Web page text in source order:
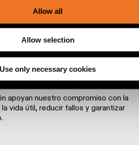
and analytics partners.
Allow all
Allow selection
Use only necessary cookies
PARA DURAR
3,5 años, con pruebas en cada
normas, sino para preparar el
apoyan nuestro compromiso con la
vida útil, reducir fallos y garantizar